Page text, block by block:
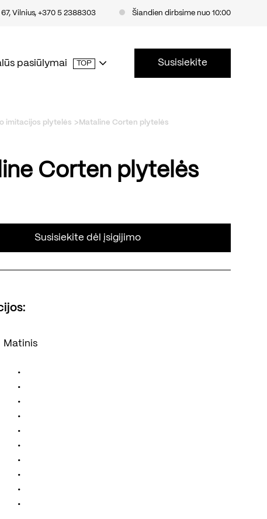
Vilnius, +370 5 2388303 Šiandien dirbsime nuo 10:00
pasiūlymai TOP Susisiekite
imitacijos plytelės Mataline Corten plytelės
Corten plytelės
Susisiekite dėl įsigijimo
Matinis
•
•
•
•
•
•
•
•
•
•